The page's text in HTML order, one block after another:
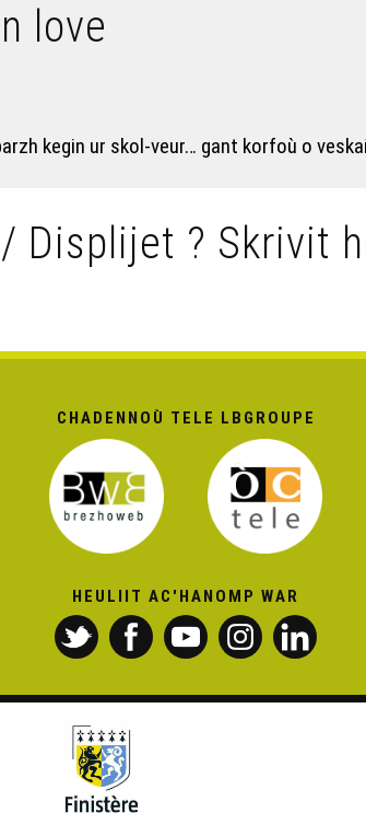
love
kegin ur skol-veur… gant korfoù o
Displijet ? Skrivit
CHADENNOÙ TELE LBGROUPE
HEULIIT AC'HANOMP WAR